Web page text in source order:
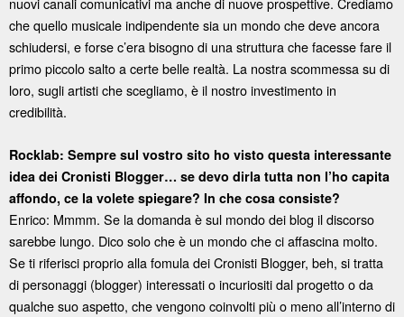
che quello musicale indipendente sia un mondo che deve ancora
schiudersi, e forse c’era bisogno di una struttura che facesse fare il
primo piccolo salto a certe belle realtà. La nostra scommessa su di
loro, sugli artisti che scegliamo, è il nostro investimento in
credibilità.
Rocklab: Sempre sul vostro sito ho visto questa interessante
idea dei Cronisti Blogger… se devo dirla tutta non l’ho capita
affondo, ce la volete spiegare? In che cosa consiste?
Enrico: Mmmm. Se la domanda è sul mondo dei blog il discorso
sarebbe lungo. Dico solo che è un mondo che ci affascina molto.
Se ti riferisci proprio alla fomula dei Cronisti Blogger, beh, si tratta
di personaggi (blogger) interessati o incuriositi dal progetto o da
qualche suo aspetto, che vengono coinvolti più o meno all’interno di